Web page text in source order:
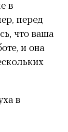
в
перед
что ваша
и она
в